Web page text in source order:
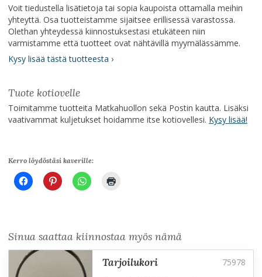
Voit tiedustella lisätietoja tai sopia kaupoista ottamalla meihin
yhteyttä. Osa tuotteistamme sijaitsee erillisessä varastossa.
Olethan yhteydessä kiinnostuksestasi etukäteen niin
varmistamme että tuotteet ovat nähtävillä myymälässämme.
Kysy lisää tästä tuotteesta ›
Tuote kotiovelle
Toimitamme tuotteita Matkahuollon sekä Postin kautta. Lisäksi
vaativammat kuljetukset hoidamme itse kotiovellesi. Kysy lisää!
Kerro löydöstäsi kaverille:
Sinua saattaa kiinnostaa myös nämä
tarjoilukori